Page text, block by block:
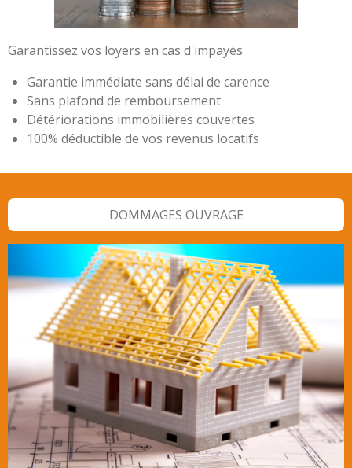
Garantissez vos loyers en cas d'impayés
Garantie immédiate sans délai de carence
Sans plafond de remboursement
Détériorations immobilières couvertes
100% déductible de vos revenus locatifs
DOMMAGES OUVRAGE